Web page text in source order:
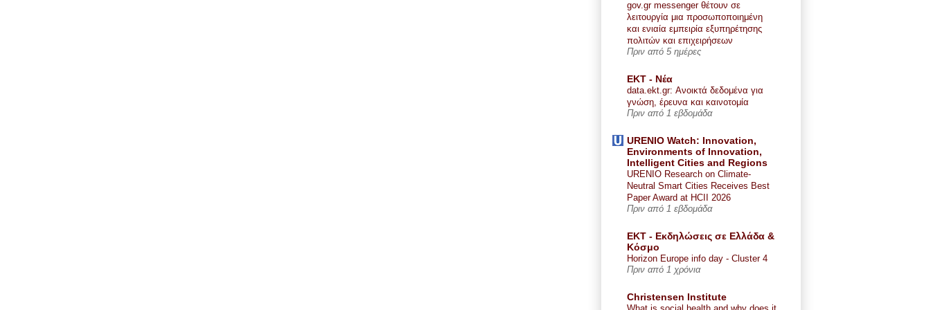
gov.gr messenger θέτουν σε
λειτουργία μια προσωποποιημένη
και ενιαία εμπειρία εξυπηρέτησης
πολιτών και επιχειρήσεων
Πριν από 5 ημέρες
ΕΚΤ - Nέα
data.ekt.gr: Ανοικτά δεδομένα για
γνώση, έρευνα και καινοτομία
Πριν από 1 εβδομάδα
URENIO Watch: Innovation,
Environments of Innovation,
Intelligent Cities and Regions
URENIO Research on Climate-
Neutral Smart Cities Receives Best
Paper Award at HCII 2026
Πριν από 1 εβδομάδα
ΕΚΤ - Εκδηλώσεις σε Ελλάδα &
Κόσμο
Horizon Europe info day - Cluster 4
Πριν από 1 χρόνια
Christensen Institute